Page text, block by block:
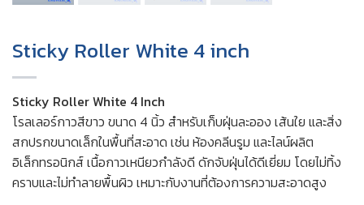
Sticky Roller White 4 inch
Sticky Roller White 4 Inch
โรลเลอร์กาวสีขาว ขนาด 4 นิ้ว สำหรับเก็บฝุ่นละออง เส้นใย และสิ่ง
สกปรกขนาดเล็กในพื้นที่สะอาด เช่น ห้องคลีนรูม และไลน์ผลิต
อิเล็กทรอนิกส์ เนื้อกาวเหนียวกำลังดี ดักจับฝุ่นได้ดีเยี่ยม โดยไม่ทิ้ง
คราบและไม่ทำลายพื้นผิว เหมาะกับงานที่ต้องการความสะอาดสูง